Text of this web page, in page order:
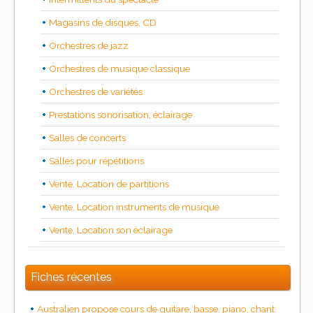
Magasins de disques, CD
Orchestres de jazz
Orchestres de musique classique
Orchestres de variétés
Prestations sonorisation, éclairage
Salles de concerts
Salles pour répétitions
Vente, Location de partitions
Vente, Location instruments de musique
Vente, Location son éclairage
Fiches récentes
Australien propose cours de guitare, basse, piano, chant